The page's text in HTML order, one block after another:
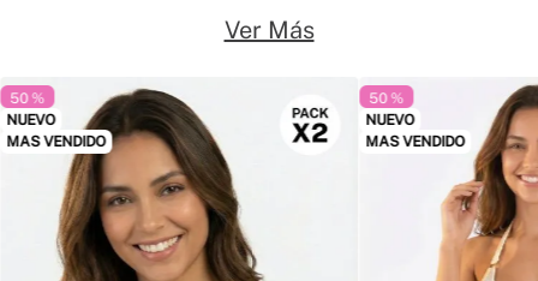
Ver Más
50 %
NUEVO
MAS VENDIDO
50 %
NUEVO
MAS VENDIDO